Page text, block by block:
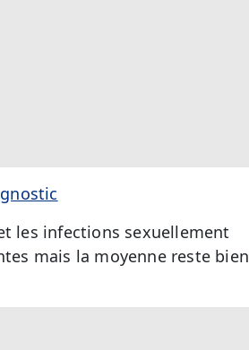
les infections sexuellement
mais la moyenne reste bien